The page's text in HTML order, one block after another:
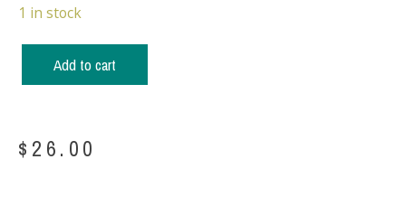
1 in stock
Add to cart
$ 26.00